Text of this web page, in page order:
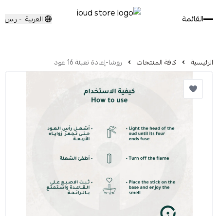
القائمة العربية - ر.س
الرئيسية كافة المنتجات روشا-إعادة تعبئة 16 عود